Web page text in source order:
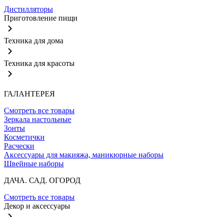
Дистилляторы
Приготовление пищи
Техника для дома
Техника для красоты
ГАЛАНТЕРЕЯ
Смотреть все товары
Зеркала настольные
Зонты
Косметички
Расчески
Аксессуары для макияжа, маникюрные наборы
Швейные наборы
ДАЧА. САД. ОГОРОД
Смотреть все товары
Декор и аксессуары